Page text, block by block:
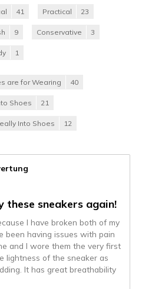
41 Practical 23
9 Conservative 3
1
are for Wearing 40
Shoes 21
Into Shoes 12
sneakers again!
I have broken both of my
been having issues with pain
and I wore them the very first
lightness of the sneaker as
It has great breathability